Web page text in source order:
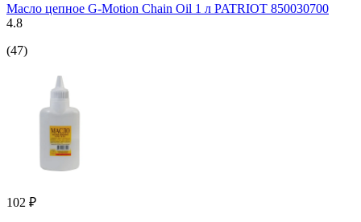
Масло цепное G-Motion Chain Oil 1 л PATRIOT 850030700
4.8
(47)
102 ₽